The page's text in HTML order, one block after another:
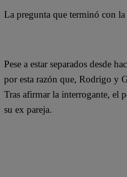
La pregunta que terminó con
Pese a estar separados desde
por esta razón que, Rodrigo y
Tras afirmar la interrogante, el
su ex pareja.